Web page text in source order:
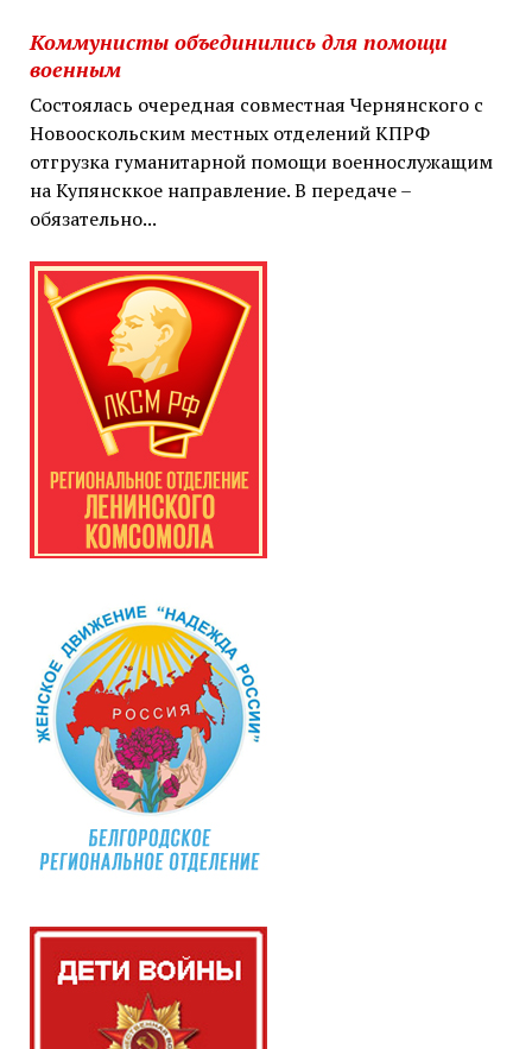
Коммунисты объединились для помощи
военным
Состоялась очередная совместная Чернянского с
Новооскольским местных отделений КПРФ
отгрузка гуманитарной помощи военнослужащим
на Купянсккое направление. В передаче –
обязательно...